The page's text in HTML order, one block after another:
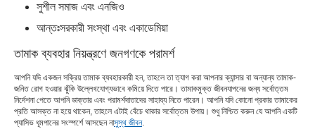
সুশীল সমাজ এবং এনজিও
আন্তঃসরকারী সংস্থা এবং একাডেমিয়া
তামাক ব্যবহার নিয়ন্ত্রণে জনগণকে পরামর্শ
আপনি যদি একজন সক্রিয় তামাক ব্যবহারকারী হন, তাহলে তা ত্যাগ করা আপনার ক্যান্সার বা অন্যান্য তামাক-
জনিত রোগ হওয়ার ঝুঁকি উল্লেখযোগ্যভাবে কমিয়ে দিতে পারে। তামাকমুক্ত জীবনযাপনের জন্য সর্বোত্তম
নির্দেশনা পেতে আপনি ডাক্তার এবং পরামর্শদাতাদের সাহায্য নিতে পারেন। আপনি যদি কোনো প্রকার তামাকের
প্রতি আসক্ত না হয়ে থাকেন, তাহলে এটাই বেঁচে থাকার সর্বোত্তম উপায়। শুধু নিশ্চিত করুন যে আপনি একটি
প্যাসিভ ধূমপানের সংস্পর্শে আসছেন নাসুস্থ জীবন.